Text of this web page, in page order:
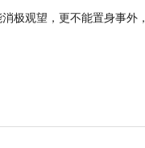
极观望，更不能置身事